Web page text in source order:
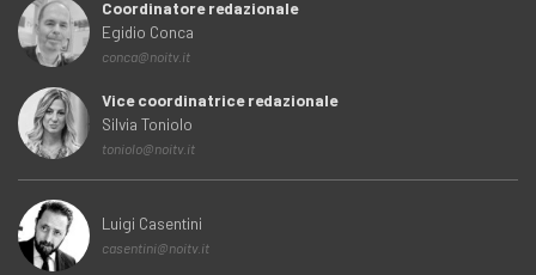
Coordinatore redazionale
Egidio Conca
conca@noitv.it
Vice coordinatrice redazionale
Silvia Toniolo
toniolo@noitv.it
Luigi Casentini
casentini@noitv.it